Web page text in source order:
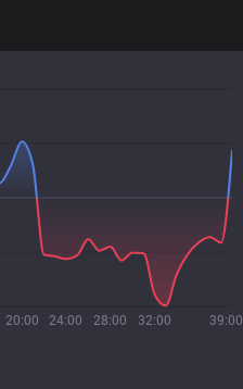
20:00 24:00 28:00 32:00 39:00